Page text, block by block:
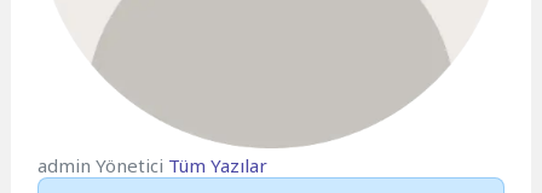
adminYönetici Tüm Yazılar